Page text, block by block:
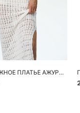
ТРИКОТАЖНОЕ ПЛАТЬЕ АЖУРНЫМ ПЕРЕПЛЕТЕНИЕМ